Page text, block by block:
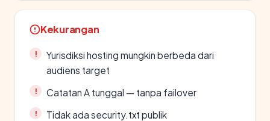
Kekurangan
Yurisdiksi hosting mungkin berbeda dari
audiens target
Catatan A tunggal — tanpa failover
Tidak ada security.txt publik